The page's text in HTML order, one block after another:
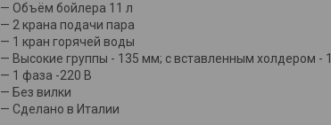
— Объём бойлера 11 л
— 2 крана подачи пара
— 1 кран горячей воды
— Высокие группы - 135 мм; с вставленным холдером -
— 1 фаза -220 В
— Без вилки
— Сделано в Италии